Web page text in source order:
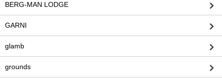
BERG-MAN LODGE
GARNI
glamb
grounds